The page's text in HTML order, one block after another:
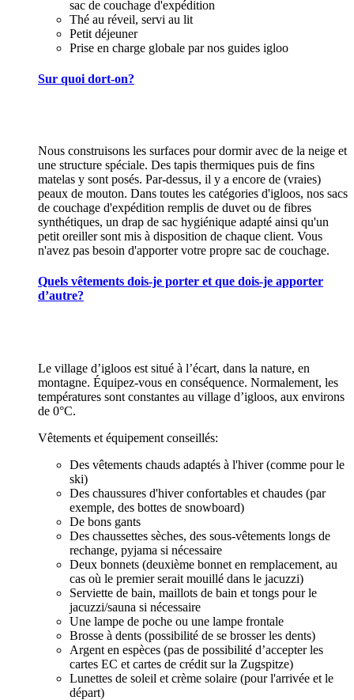
sac de couchage d'expédition
Thé au réveil, servi au lit
Petit déjeuner
Prise en charge globale par nos guides igloo
Sur quoi dort-on?
Nous construisons les surfaces pour dormir avec de la neige et
une structure spéciale. Des tapis thermiques puis de fins
matelas y sont posés. Par-dessus, il y a encore de (vraies)
peaux de mouton. Dans toutes les catégories d'igloos, nos sacs
de couchage d'expédition remplis de duvet ou de fibres
synthétiques, un drap de sac hygiénique adapté ainsi qu'un
petit oreiller sont mis à disposition de chaque client. Vous
n'avez pas besoin d'apporter votre propre sac de couchage.
Quels vêtements dois-je porter et que dois-je apporter
d’autre?
Le village d’igloos est situé à l’écart, dans la nature, en
montagne. Équipez-vous en conséquence. Normalement, les
températures sont constantes au village d’igloos, aux environs
de 0°C.
Vêtements et équipement conseillés:
Des vêtements chauds adaptés à l'hiver (comme pour le
ski)
Des chaussures d'hiver confortables et chaudes (par
exemple, des bottes de snowboard)
De bons gants
Des chaussettes sèches, des sous-vêtements longs de
rechange, pyjama si nécessaire
Deux bonnets (deuxième bonnet en remplacement, au
cas où le premier serait mouillé dans le jacuzzi)
Serviette de bain, maillots de bain et tongs pour le
jacuzzi/sauna si nécessaire
Une lampe de poche ou une lampe frontale
Brosse à dents (possibilité de se brosser les dents)
Argent en espèces (pas de possibilité d’accepter les
cartes EC et cartes de crédit sur la Zugspitze)
Lunettes de soleil et crème solaire (pour l'arrivée et le
départ)